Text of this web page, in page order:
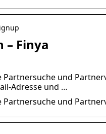
– Finya
Partnersuche und
Adresse und …
Partnersuche und